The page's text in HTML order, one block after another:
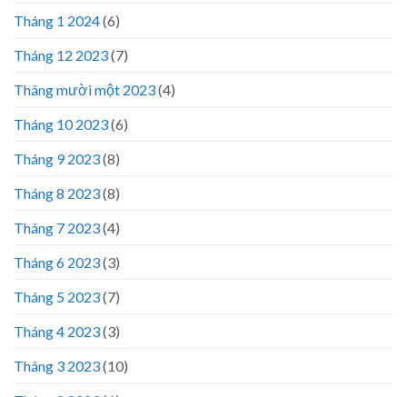
Tháng 1 2024(6)
Tháng 12 2023(7)
Tháng mười một 2023(4)
Tháng 10 2023(6)
Tháng 9 2023(8)
Tháng 8 2023(8)
Tháng 7 2023(4)
Tháng 6 2023(3)
Tháng 5 2023(7)
Tháng 4 2023(3)
Tháng 3 2023(10)